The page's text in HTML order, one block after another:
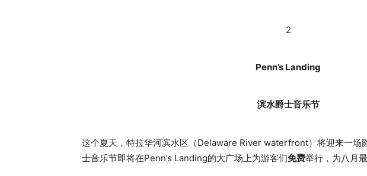
2
Penn’s Landing
滨水爵士音乐节
这个夏天，特拉华河滨水区（Delaware River waterfront）将迎来一场
士音乐节即将在Penn’s Landing的大广场上为游客们免费举行，为八月